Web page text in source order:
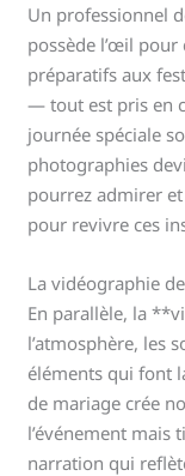
Un professionnel
possède l’œil
préparatifs aux
— tout est pris en
journée spéciale
photographies
pourrez admirer
pour revivre ces
La vidéographie
En parallèle, la
l’atmosphère, les
éléments qui font
de mariage crée
l’événement mais
narration qui